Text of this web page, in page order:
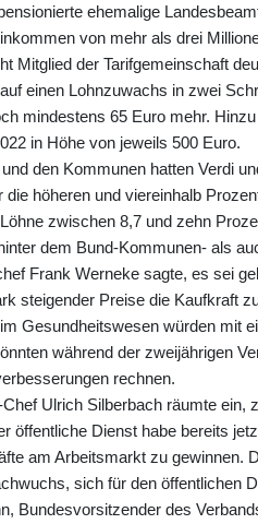
ehemalige
von mehr als drei
Mitglied der Tarifgemeinschaft
einen Lohnzuwachs in zwei
mindestens 65 Euro mehr.
in Höhe von jeweils 500 Euro.
den Kommunen hatten Verdi
die höheren und viereinhalb
zwischen 8,7 und zehn
dem Bund-Kommunen- als
Frank Werneke sagte, es sei
steigender Preise die Kaufkraft
Gesundheitswesen würden mit
während der zweijährigen
rechnen.
Ulrich Silberbach räumte ein,
öffentliche Dienst habe bereits
am Arbeitsmarkt zu gewinnen.
sich für den öffentlichen
Bundesvorsitzender des